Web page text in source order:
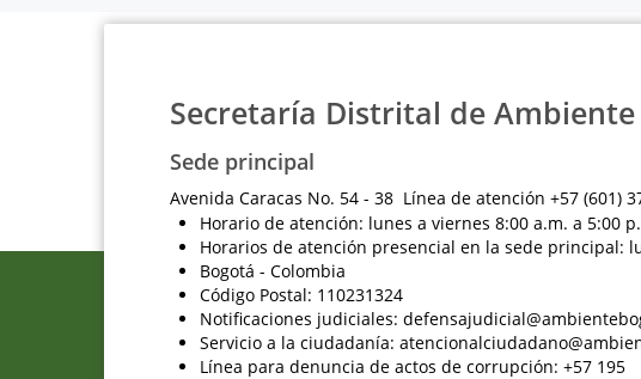
Secretaría Distrital de Ambiente
Sede principal
Avenida Caracas No. 54 - 38 Línea de atención +57 (601)
Horario de atención: lunes a viernes 8:00 a.m. a 5:00
Horarios de atención presencial en la sede principal:
Bogotá - Colombia
Código Postal: 110231324
Notificaciones judiciales:
Servicio a la ciudadanía:
Línea para denuncia de actos de corrupción: +57 195